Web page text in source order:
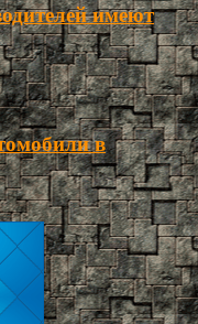
имеют
в